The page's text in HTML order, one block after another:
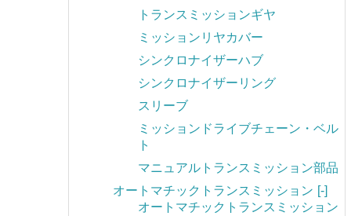
トランスミッションギヤ
ミッションリヤカバー
シンクロナイザーハブ
シンクロナイザーリング
スリーブ
ミッションドライブチェーン・ベル
ト
マニュアルトランスミッション部品
オートマチックトランスミッション [-]
オートマチックトランスミッション